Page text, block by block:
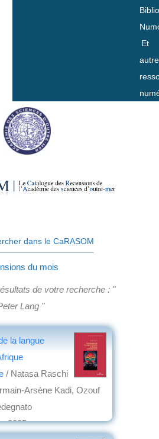
Et
dans le CaRASOM
du mois
de votre recherche : "
Lang "
la langue
/ Natasa Raschi
Arsène Kadi, Ozouf
, 2025